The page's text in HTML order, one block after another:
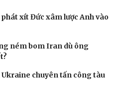
làm trầm trọng thêm
giao tranh với Mỹ để